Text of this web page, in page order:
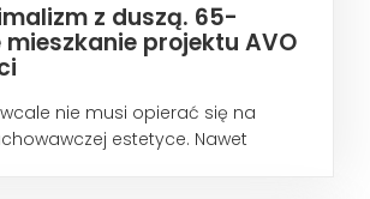
z duszą. 65-
projektu AVO
nie musi opierać się na
estetyce. Nawet